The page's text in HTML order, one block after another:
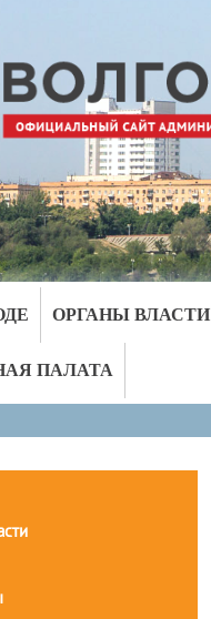
ОРГАНЫ ВЛАСТИ
ПАЛАТА